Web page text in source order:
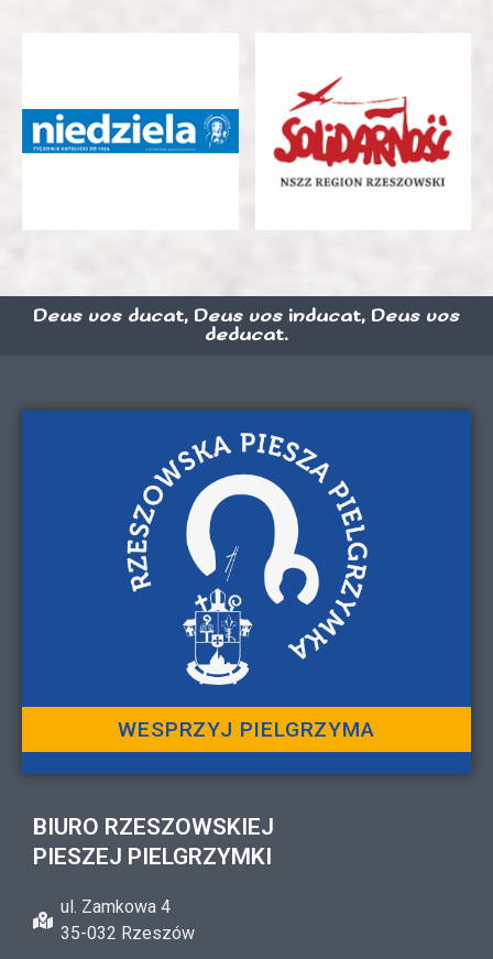
Deus vos ducat, Deus vos inducat, Deus vos
deducat.
WESPRZYJ PIELGRZYMA
BIURO RZESZOWSKIEJ
PIESZEJ PIELGRZYMKI
ul. Zamkowa 4
35-032 Rzeszów